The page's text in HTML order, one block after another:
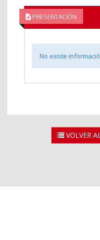
PRESENTACIÓN
No existe
VOLVER